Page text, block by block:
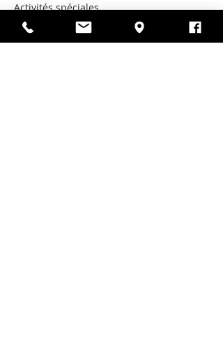
Activités spéciales
Groupe fermé - Les Gardiens Porteurs de
feu